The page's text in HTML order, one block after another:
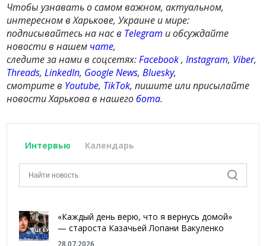
Чтобы узнавать о самом важном, актуальном,
интересном в Харькове, Украине и мире:
подписывайтесь на нас в Telegram и обсуждайте
новости в нашем чате,
следите за нами в соцсетях:Facebook,Instagram, Viber,
Threads,LinkedIn, Google News,Bluesky,
смотрите в Youtube, TikTok, пишите или присылайте
новости Харькова в нашегобота.
Интервью Календарь
«Каждый день верю, что я вернусь домой»
— староста Казачьей Лопани Вакуленко